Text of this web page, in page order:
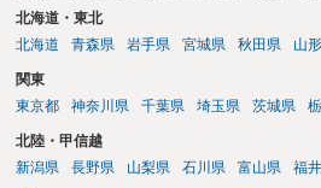
の取り方」をする方が被害感情を逆なでし
（逆に立腹されることもありますが、夜
北海道・東北
北海道
青森県 岩手県 宮城県 秋田県 山
関東
東京都
神奈川県 千葉県 埼玉県 茨城県
北陸・甲信越
新潟県
長野県 山梨県 石川県 富山県 福